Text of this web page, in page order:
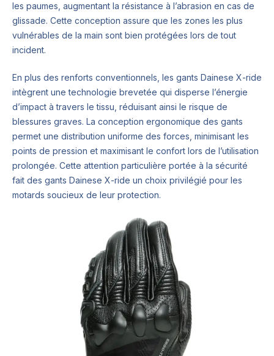
les paumes, augmentant la résistance à l’abrasion en cas de
glissade. Cette conception assure que les zones les plus
vulnérables de la main sont bien protégées lors de tout
incident.
En plus des renforts conventionnels, les gants Dainese X-ride
intègrent une technologie brevetée qui disperse l’énergie
d’impact à travers le tissu, réduisant ainsi le risque de
blessures graves. La conception ergonomique des gants
permet une distribution uniforme des forces, minimisant les
points de pression et maximisant le confort lors de l’utilisation
prolongée. Cette attention particulière portée à la sécurité
fait des gants Dainese X-ride un choix privilégié pour les
motards soucieux de leur protection.